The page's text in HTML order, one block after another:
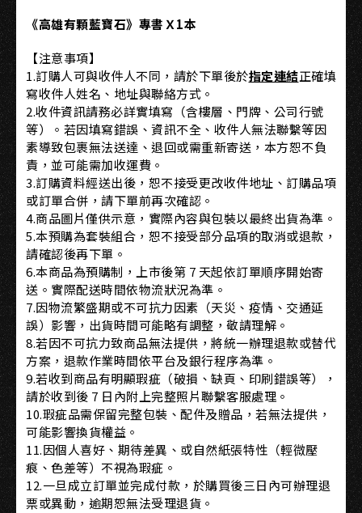
《高雄有顆藍寶石》專書Ｘ1本
【注意事項】
1.訂購人可與收件人不同，請於下單後於指定連結正確填
寫收件人姓名、地址與聯絡方式。
2.收件資訊請務必詳實填寫（含樓層、門牌、公司行號
等）。若因填寫錯誤、資訊不全、收件人無法聯繫等因
素導致包裹無法送達、退回或需重新寄送，本方恕不負
責，並可能需加收運費。
3.訂購資料經送出後，恕不接受更改收件地址、訂購品項
或訂單合併，請下單前再次確認。
4.商品圖片僅供示意，實際內容與包裝以最終出貨為準。
5.本預購為套裝組合，恕不接受部分品項的取消或退款，
請確認後再下單。
6.本商品為預購制，上市後第 7 天起依訂單順序開始寄
送。實際配送時間依物流狀況為準。
7.因物流繁盛期或不可抗力因素（天災、疫情、交通延
誤）影響，出貨時間可能略有調整，敬請理解。
8.若因不可抗力致商品無法提供，將統一辦理退款或替代
方案，退款作業時間依平台及銀行程序為準。
9.若收到商品有明顯瑕疵（破損、缺頁、印刷錯誤等），
請於收到後 7 日內附上完整照片聯繫客服處理。
10.瑕疵品需保留完整包裝、配件及贈品，若無法提供，
可能影響換貨權益。
11.因個人喜好、期待差異、或自然紙張特性（輕微壓
痕、色差等）不視為瑕疵。
12.一旦成立訂單並完成付款，於購買後三日內可辦理退
票或異動，逾期恕無法受理退貨。